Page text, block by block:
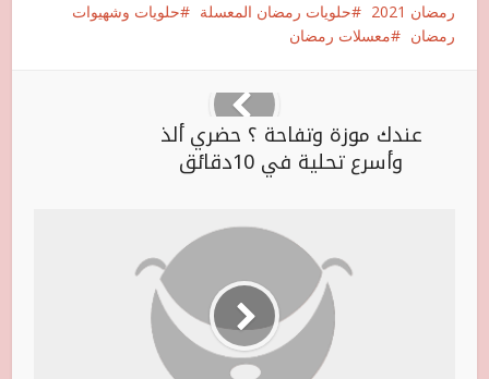
رمضان 2021
حلويات رمضان المعسلة
حلويات وشهيوات
رمضان
معسلات رمضان
عندك موزة وتفاحة ؟ حضري ألذ
وأسرع تحلية في 10دقائق